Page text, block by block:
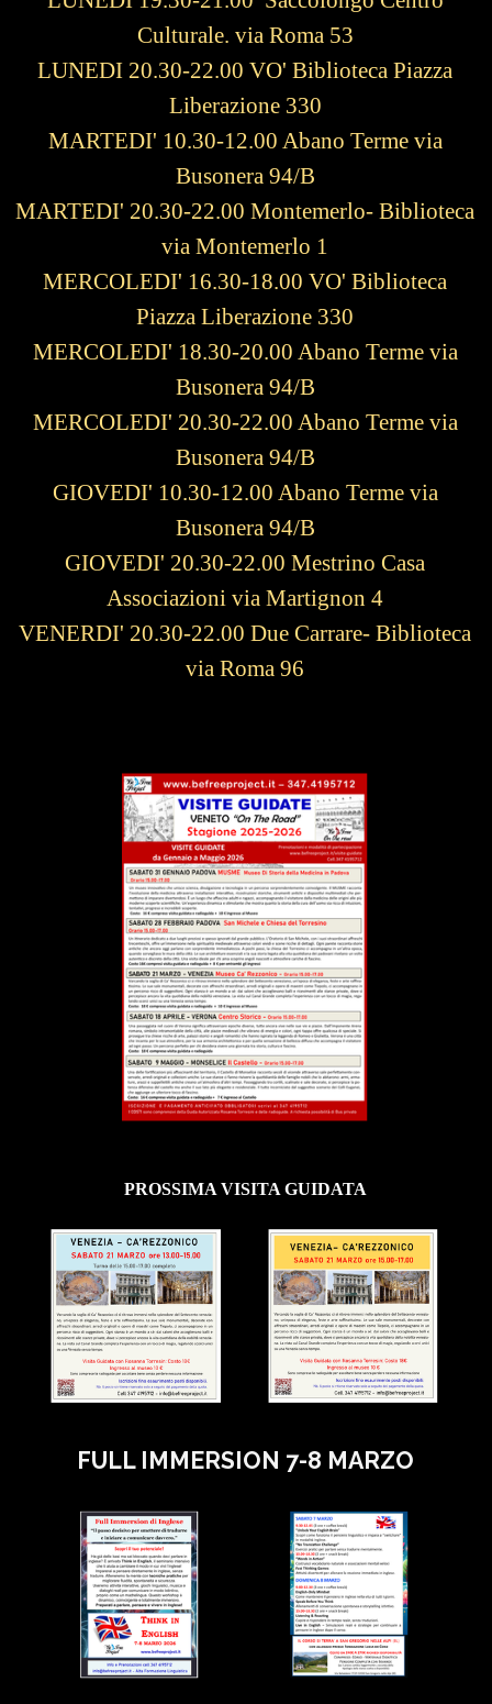
Culturale. via Roma 53
LUNEDI 20.30-22.00 VO' Biblioteca Piazza
Liberazione 330
MARTEDI' 10.30-12.00 Abano Terme via
Busonera 94/B
MARTEDI' 20.30-22.00 Montemerlo- Biblioteca
via Montemerlo 1
MERCOLEDI' 16.30-18.00 VO' Biblioteca
Piazza Liberazione 330
MERCOLEDI' 18.30-20.00 Abano Terme via
Busonera 94/B
MERCOLEDI' 20.30-22.00 Abano Terme via
Busonera 94/B
GIOVEDI' 10.30-12.00 Abano Terme via
Busonera 94/B
GIOVEDI' 20.30-22.00 Mestrino Casa
Associazioni via Martignon 4
VENERDI' 20.30-22.00 Due Carrare- Biblioteca
via Roma 96
PROSSIMA VISITA GUIDATA
FULL IMMERSION 7-8 MARZO